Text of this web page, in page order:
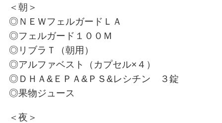
＜朝＞
◎ＮＥＷフェルガードＬＡ
◎フェルガード１００Ｍ
◎リブラＴ（朝用）
◎アルファベスト（カプセル×４）
◎ＤＨＡ&ＥＰＡ&ＰＳ&レシチン ３錠
◎果物ジュース
＜夜＞